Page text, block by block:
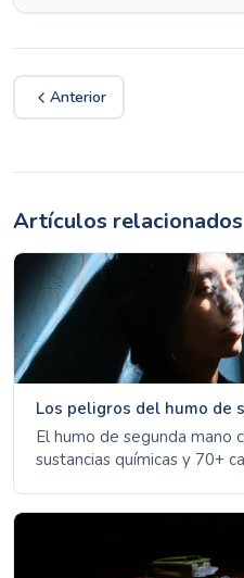
Anterior
Artículos relacionados
Los peligros del humo de
El humo de segunda mano
sustancias químicas y 70+